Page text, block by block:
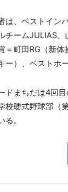
、ベストイン
チームJULIAS
＝町田RG（新
ー）、ベストホ
まちだは4回目
校硬式野球部（
。